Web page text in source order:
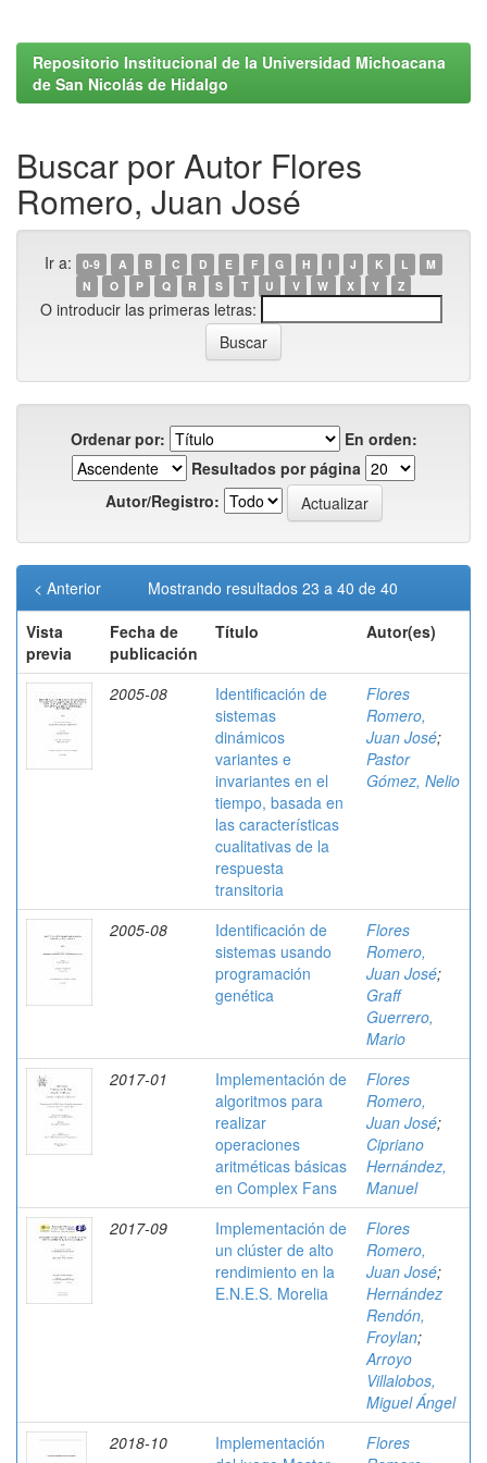
Repositorio Institucional de la Universidad Michoacana
de San Nicolás de Hidalgo
Buscar por Autor Flores
Romero, Juan José
Ir a: 0-9 A B C D E F G H I J K L
M
N
O P Q R S T U V W X Y Z
O introducir las primeras letras:
Ordenar por:
En orden:
Resultados por página
Autor/Registro:
Mostrando resultados 23 a 40 de 40
< Anterior
Vista
previa
Fecha de
publicación
Título Autor(es)
2005-08
Identificación de
sistemas
dinámicos
variantes e
invariantes en el
tiempo, basada en
las características
cualitativas de la
respuesta
transitoria
Flores
Romero,
Juan José;
Pastor
Gómez, Nelio
2005-08
Identificación de
sistemas usando
programación
genética
Flores
Romero,
Juan José;
Graff
Guerrero,
Mario
2017-01
Implementación de
algoritmos para
realizar
operaciones
aritméticas básicas
en Complex Fans
Flores
Romero,
Juan José;
Cipriano
Hernández,
Manuel
2017-09
Implementación de
un clúster de alto
rendimiento en la
E.N.E.S. Morelia
Flores
Romero,
Juan José;
Hernández
Rendón,
Froylan;
Arroyo
Villalobos,
Miguel Ángel
2018-10
Implementación
Flores